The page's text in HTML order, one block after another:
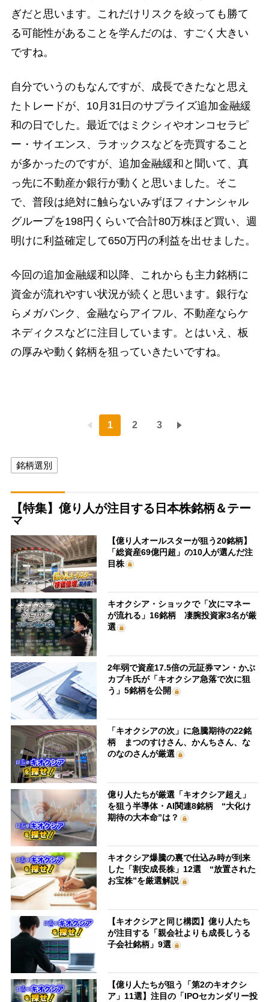
ぎだと思います。これだけリスクを絞っても勝て
る可能性があることを学んだのは、すごく大きい
ですね。
自分でいうのもなんですが、成長できたなと思え
たトレードが、10月31日のサプライズ追加金融緩
和の日でした。最近ではミクシィやオンコセラピ
ー・サイエンス、ラオックスなどを売買すること
が多かったのですが、追加金融緩和と聞いて、真
っ先に不動産か銀行が動くと思いました。そこ
で、普段は絶対に触らないみずほフィナンシャル
グループを198円くらいで合計80万株ほど買い、週
明けに利益確定して650万円の利益を出せました。
今回の追加金融緩和以降、これからも主力銘柄に
資金が流れやすい状況が続くと思います。銀行な
らメガバンク、金融ならアイフル、不動産ならケ
ネディクスなどに注目しています。とはいえ、板
の厚みや動く銘柄を狙っていきたいですね。
1 2 3
銘柄選別
【特集】億り人が注目する日本株銘柄＆テー
マ
【億り人オールスターが狙う20銘柄】
「総資産69億円超」の10人が選んだ注
目株
キオクシア・ショックで「次にマネー
が流れる」16銘柄 凄腕投資家3名が厳
選
2年弱で資産17.5倍の元証券マン・かぶ
カブキ氏が「キオクシア急落で次に狙
う」5銘柄を公開
「キオクシアの次」に急騰期待の22銘
柄 まつのすけさん、かんちさん、な
のなのさんが厳選
億り人たちが厳選「キオクシア超え」
を狙う半導体・AI関連8銘柄 “大化け
期待の大本命”は？
キオクシア爆騰の裏で仕込み時が到来
した「割安成長株」12選 “放置された
お宝株”を厳選解説
【キオクシアと同じ構図】億り人たち
が注目する「親会社よりも成長しうる
子会社銘柄」9選
【億り人たちが狙う「第2のキオクシ
ア」11選】注目の「IPOセカンダリー投